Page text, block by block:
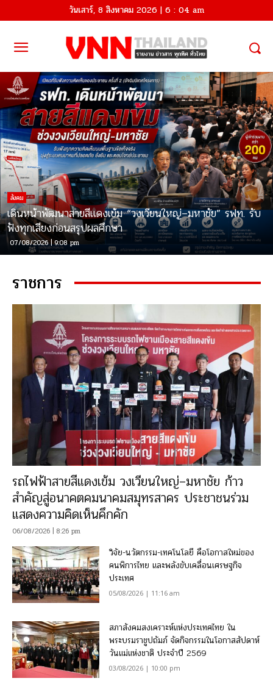
วันเสาร์, 8 สิงหาคม 2026 | 6 : 04 am
บันเทิง
“ล่าม” ภาพยนตร์สร้างจากเรื่องจริงของ “เบญจวรรณ ภูมิแส
เปิดกาล่าพรีเมียร์สุดอบอุ่น ถ่ายทอดพลังของภาษา…ที่เปลี่ยนชี
ผู้คน
06/08/2026 | 10:12 pm
ราชการ
รถไฟฟ้าสายสีแดงเข้ม วงเวียนใหญ่–มหาชัย ก้าว
สำคัญสู่อนาคตคมนาคมสมุทรสาคร ประชาชนร่วม
แสดงความคิดเห็นคึกคัก
06/08/2026 | 8:26 pm
วิจัย-นวัตกรรม-เทคโนโลยี คือโอกาสใหม่ของ
คนพิการไทย และพลังขับเคลื่อนเศรษฐกิจ
ประเทศ
05/08/2026 | 11:16 am
สภาสังคมสงเคราะห์แห่งประเทศไทย ใน
พระบรมราชูปถัมภ์ จัดกิจกรรมในโอกาสสัปดาห์
วันแม่แห่งชาติ ประจำปี 2569
03/08/2026 | 10:00 pm